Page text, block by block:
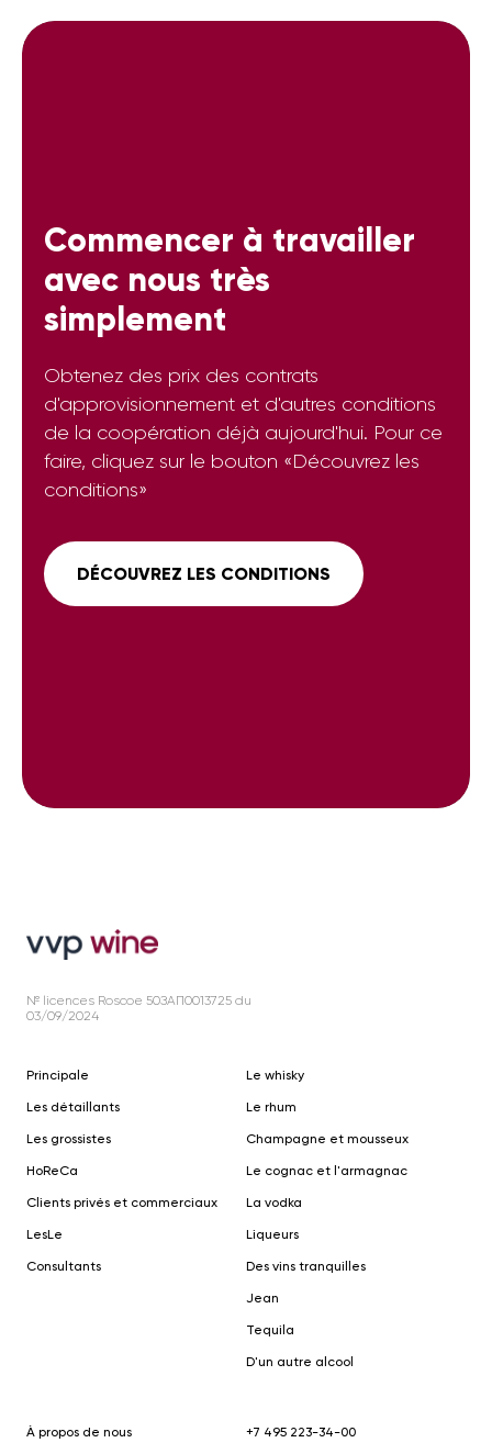
Commencer à travailler
avec nous très
simplement
Obtenez des prix des contrats
d'approvisionnement et d'autres conditions
de la coopération déjà aujourd'hui. Pour ce
faire, cliquez sur le bouton «Découvrez les
conditions»
DÉCOUVREZ LES CONDITIONS
№ licences Roscoe 50ЗАП0013725 du
03/09/2024
Principale
Les détaillants
Les grossistes
HoReCa
Clients privés et commerciaux
LesLe
Consultants
Le whisky
Le rhum
Champagne et mousseux
Le cognac et l'armagnac
La vodka
Liqueurs
Des vins tranquilles
Jean
Tequila
D'un autre alcool
À propos de nous +7 495 223-34-00